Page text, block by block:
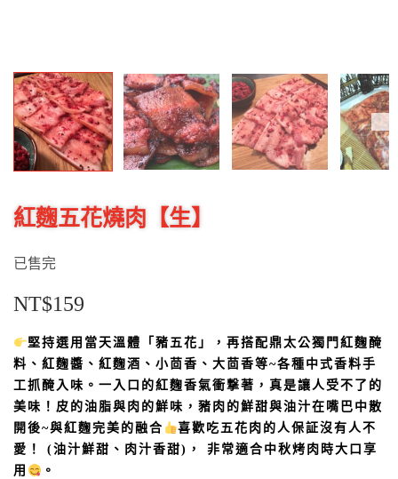
紅麴五花燒肉【生】
已售完
NT$159
堅持選用當天溫體「豬五花」，再搭配鼎太公獨門紅麴醃
料、紅麴醬、紅麴酒、小茴香、大茴香等~各種中式香料手
工抓醃入味。一入口的紅麴香氣衝撃著，真是讓人受不了的
美味！皮的油脂與肉的鮮味，豬肉的鮮甜與油汁在嘴巴中散
開後~與紅麴完美的融合
喜歡吃五花肉的人保証沒有人不
愛！ (油汁鮮甜、肉汁香甜) ， 非常適合中秋烤肉時大口享
用
。